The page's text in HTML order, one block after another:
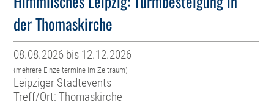
der Thomaskirche
08.08.2026 bis 12.12.2026
(mehrere Einzeltermine im Zeitraum)
Leipziger Stadtevents
Treff/Ort: Thomaskirche